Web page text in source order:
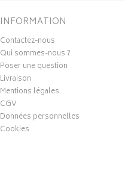
INFORMATION
Contactez-nous
Qui sommes-nous ?
Poser une question
Livraison
Mentions légales
CGV
Données personnelles
Cookies